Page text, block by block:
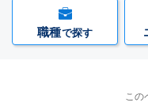
職種で探す
こ